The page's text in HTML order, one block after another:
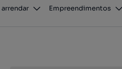
arrendar Empreendimentos